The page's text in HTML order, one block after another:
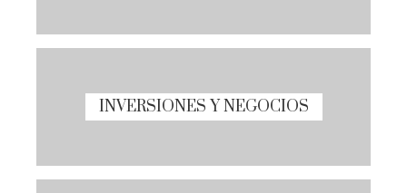
INVERSIONES Y NEGOCIOS